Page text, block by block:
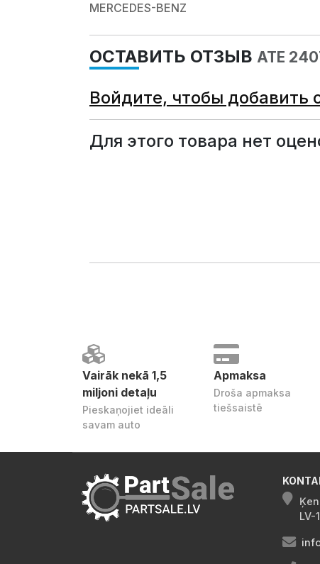
MERCEDES-BENZ
ОСТАВИТЬ ОТЗЫВ ATE
Войдите, чтобы добавить
Для этого товара нет
Vairāk nekā 1,5
miljoni detaļu
Pieskaņojiet ideāli
savam auto
Apmaksa
Droša apmaksa
tiešsaistē
LV-